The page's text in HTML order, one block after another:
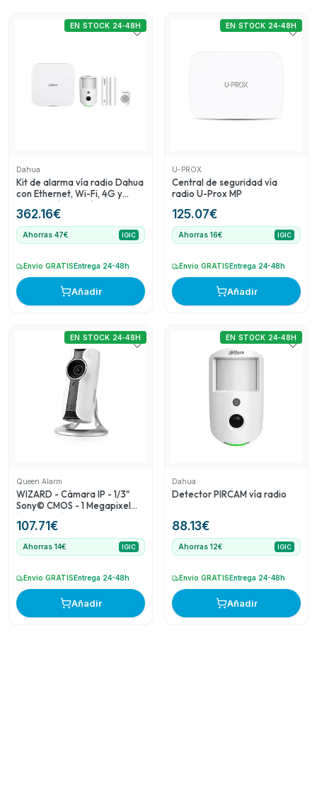
radio Dahua es una opción completa y moderna que
ofrece múltiples opciones de conectividad. La Central de
ideal para la vigilancia visual. Finalmente, el Detector
PIRCAM vía radio de Dahua proporciona una solución de
detección efectiva y económica. Aunque literalmente no
tienen valoraciones previas (rating de 0), se espera que
Dahua
Kit de alarma vía radio Dahua
con Ethernet, Wi-Fi, 4G y
verificación por vídeo
362.16€
EN STOCK 24-48H
Ahorras 47€ IGIC
Envío GRATISEntrega 24-48h
Añadir
U-PROX
Central de seguridad vía
radio U-Prox MP
125.07€
EN STOCK 24-48H
Ahorras 16€ IGIC
Envío GRATISEntrega 24-48h
Añadir
Queen Alarm
WIZARD - Cámara IP - 1/3"
Sony© CMOS - 1 Megapixel
(1280x720) - Lente 2
107.71€
EN STOCK 24-48H
Ahorras 14€ IGIC
Envío GRATIS Entrega 24-48h
Añadir
Dahua
Detector PIRCAM vía radio
88.13€
EN STOCK 24-48H
Ahorras 12€ IGIC
Envío GRATIS Entrega 24-48h
Añadir